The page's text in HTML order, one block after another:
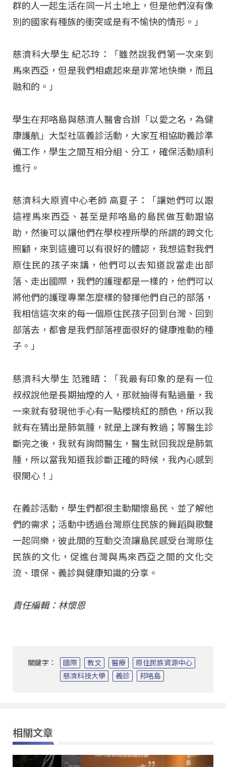
群的人一起生活在同一片土地上，但是他們沒有像
別的國家有種族的衝突或是有不愉快的情形。」
慈濟科大學生 紀芯玲：「雖然說我們第一次來到
馬來西亞，但是我們相處起來是非常地快樂，而且
融和的。」
學生在邦咯島與慈濟人醫會合辦「以愛之名，為健
康護航」大型社區義診活動，大家互相協助義診準
備工作，學生之間互相分組、分工，確保活動順利
進行。
慈濟科大原資中心老師 高夏子：「讓她們可以跟
這裡馬來西亞、甚至是邦咯島的島民做互動跟協
助，然後可以讓他們在學校裡所學的所謂的跨文化
照顧，來到這邊可以有很好的體認，我想這對我們
原住民的孩子來講，他們可以去知道說當走出部
落、走出國際，我們的護理都是一樣的，他們可以
將他們的護理專業怎麼樣的發揮他們自己的部落，
我相信這次來的每一個原住民孩子回到台灣、回到
部落去，都會是我們部落裡面很好的健康推動的種
子。」
慈濟科大學生 范雅晴：「我最有印象的是有一位
叔叔說他是長期抽煙的人，那就抽得有點過量，我
一來就有發現他手心有一點櫻桃紅的顏色，所以我
就有在猜出是肺氣腫，就是上課有教過；等醫生診
斷完之後，我就有詢問醫生，醫生就回我說是肺氣
腫，所以當我知道我診斷正確的時候，我內心感到
很開心！」
在義診活動，學生們都很主動關懷島民、並了解他
們的需求；活動中透過台灣原住民族的舞蹈與歌聲
一起同樂，彼此間的互動交流讓島民感受台灣原住
民族的文化，促進台灣與馬來西亞之間的文化交
流、環保、義診與健康知識的分享。
責任編輯：林懷恩
關鍵字： 國際 教文 醫療
原住民族資源中心
慈濟科技大學
義診 邦咯島
相關文章